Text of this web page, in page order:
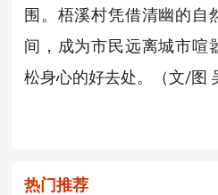
围。梧溪村凭借清幽的自
间，成为市民远离城市喧
松身心的好去处。（文/图
热门推荐